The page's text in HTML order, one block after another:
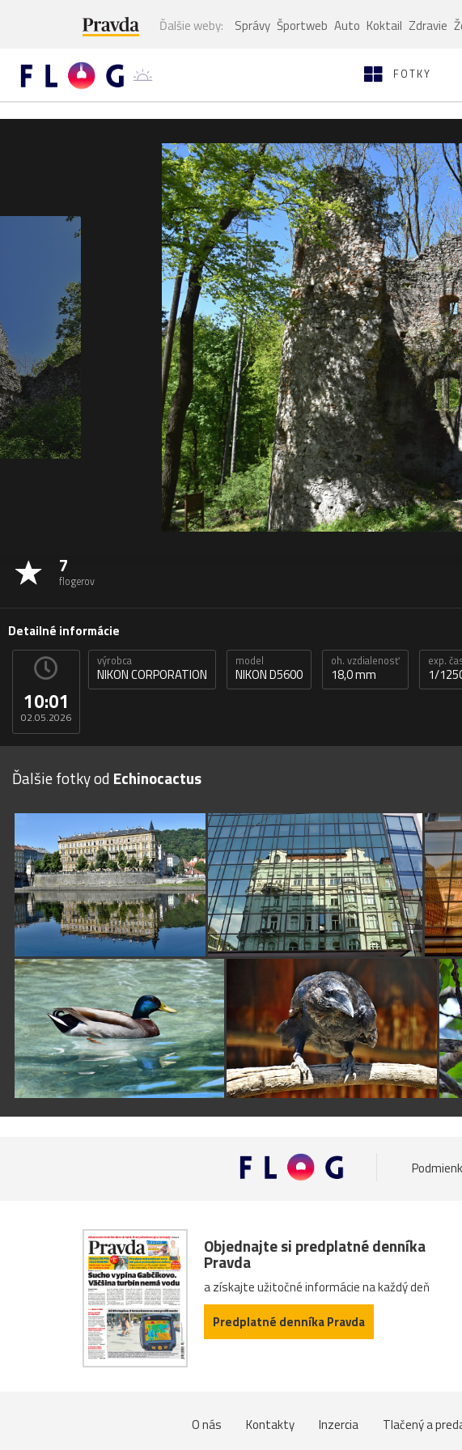
Ďalšie weby: Správy Športweb Auto Koktail Zdravie
FOTKY
7
flogerov
Detailné informácie
10:01
02.05.2026
výrobca
NIKON CORPORATION
model
NIKON D5600
oh. vzdialenosť
18,0 mm
exp.
1/
Ďalšie fotky od Echinocactus
Objednajte si predplatné denníka
Pravda
a získajte užitočné informácie na každý deň
Predplatné denníka Pravda
O nás Kontakty Inzercia Tlačený a